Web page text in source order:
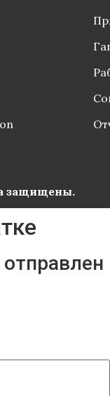
защищены.